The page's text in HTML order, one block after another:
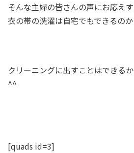
そんな主婦の皆さんの声にお応え
衣の帯の洗濯は自宅でもできるのか
クリーニングに出すことはできる
^^
[quads id=3]